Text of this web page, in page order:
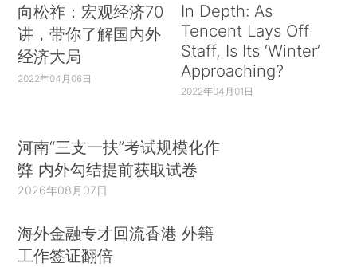
向松祚：宏观经济70
讲，带你了解国内外
经济大局
2022年04月06日
In Depth: As
Tencent Lays Off
Staff, Is Its ‘Winter’
Approaching?
2022年04月01日
河南“三支一扶”考试规模化作
弊 内外勾结提前获取试卷
2026年08月07日
海外金融专才回流香港 外籍
工作签证翻倍